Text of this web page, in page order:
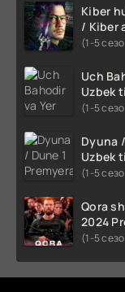
Kiber
/ Kiber
Uzbek
HD
(1-5
Uch
Uzbek
tarjima
(1-5
Dyuna
Uzbek
(1-5
Qora
2024
tarjima
(1-5